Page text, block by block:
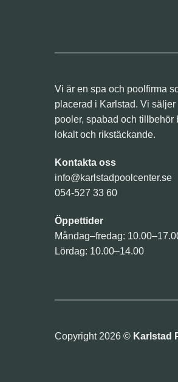
Vi är en spa och poolfirma
placerad i Karlstad. Vi säljer
pooler, spabad och tillbehör
lokalt och rikstäckande.
Kontakta oss
info@karlstadpoolcenter.se
054-527 33 60
Öppettider
Måndag–fredag:
Lördag: 10.00–14.00
Copyright 2026 © Karlstad